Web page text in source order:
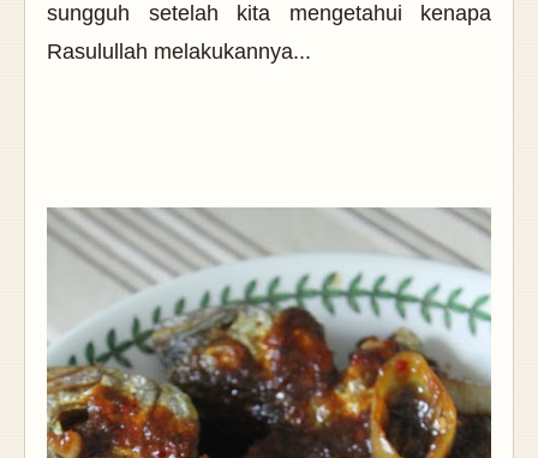
sungguh setelah kita mengetahui kenapa
Rasulullah melakukannya...